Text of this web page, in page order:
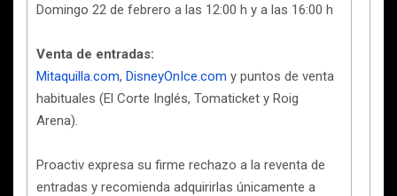
Domingo 22 de febrero a las 12:00 h y a las 16:00 h
Venta de entradas:
Mitaquilla.com, DisneyOnIce.com y puntos de venta
habituales (El Corte Inglés, Tomaticket y Roig
Arena).
Proactiv expresa su firme rechazo a la reventa de
entradas y recomienda adquirirlas únicamente a